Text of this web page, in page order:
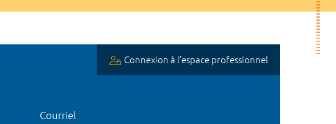
Connexion à l’espace professionnel
Courriel